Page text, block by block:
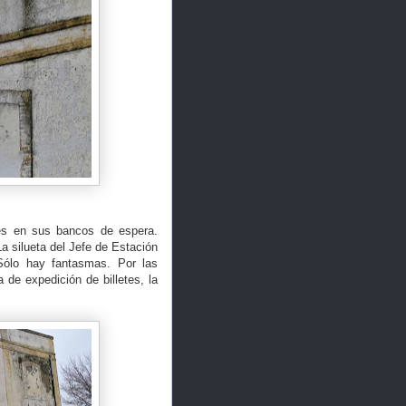
en sus bancos de espera.
silueta del Jefe de Estación
hay fantasmas. Por las
de expedición de billetes, la